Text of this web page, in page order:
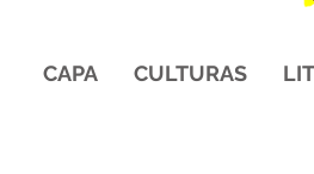
CAPA CULTURAS